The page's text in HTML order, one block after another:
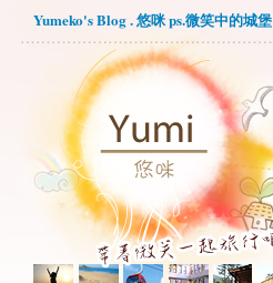
Yumeko's Blog . 悠咪 ps.微笑中的城堡